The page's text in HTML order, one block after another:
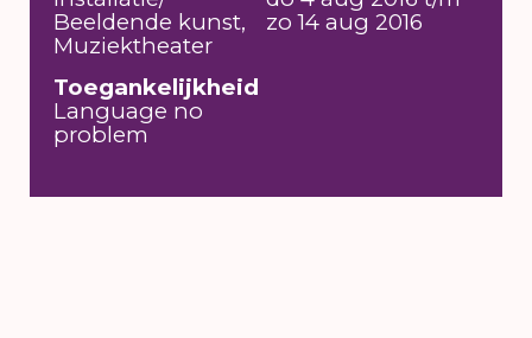
Beeldende kunst,
Muziektheater
zo 14 aug 2016
Toegankelijkheid
Language no
problem